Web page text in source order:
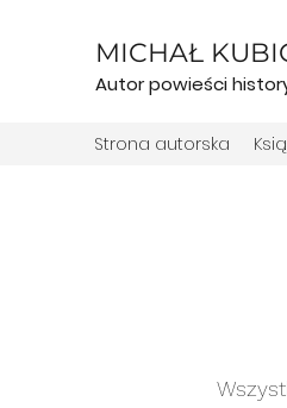
MICHAŁ
Autor powieści
Strona autorska